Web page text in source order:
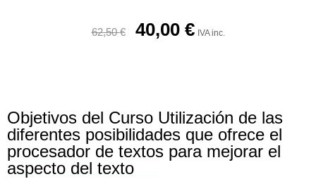
62,50€ 40,00 € IVA inc.
Objetivos del Curso Utilización de las
diferentes posibilidades que ofrece el
procesador de textos para mejorar el
aspecto del texto